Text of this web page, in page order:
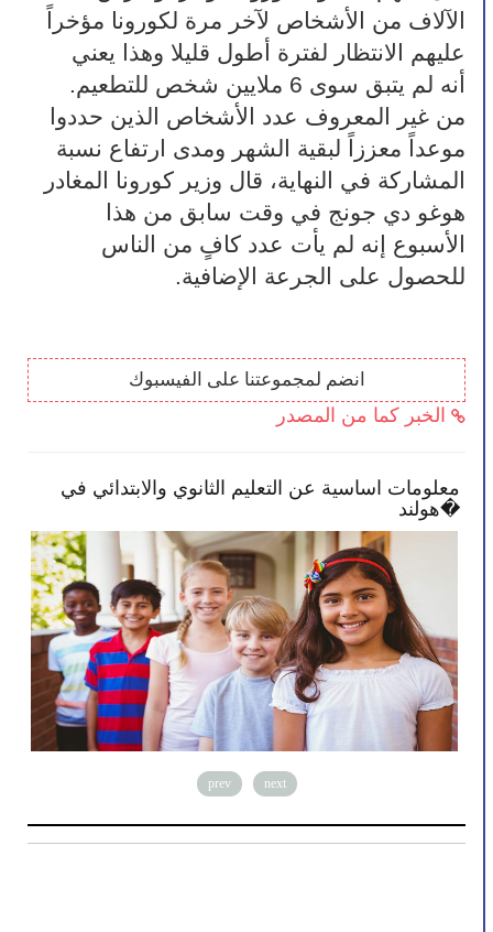
أنه لم يتبق سوى 6 ملايين شخص للتطعيم.
للحصول على الجرعة الإضافية.
انضم لمجموعتنا على الفيسبوك
الخبر كما من المصدر
معلومات اساسية عن التعليم الثانوي والابتدائي في
هولند�
prev next